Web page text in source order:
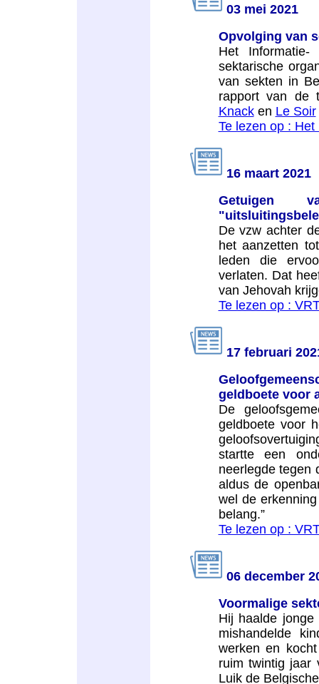
03 mei 2021
Opvolging van
Het Informatie-
sektarische
van sekten in
rapport van de
Knacken Le Soir
Te lezen op : Het
16 maart 2021
Getuigen
De vzw achter
het aanzetten
leden die
verlaten. Dat
van Jehovah
Te lezen op :
17 februari
geldboete voor
De
geldboete voor
startte een
neerlegde tegen
aldus de
wel de
belang.”
Te lezen op :
06 december
Voormalige
Hij haalde
mishandelde
werken en
ruim twintig jaar
Luik de